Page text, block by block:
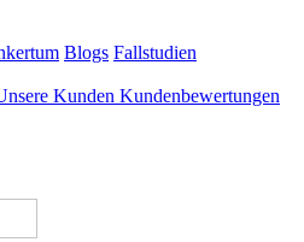
Blogs Fallstudien
Kunden Kundenbewertungen